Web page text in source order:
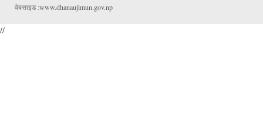
वेबसाइड :www.dhanaujimun.gov.np
//